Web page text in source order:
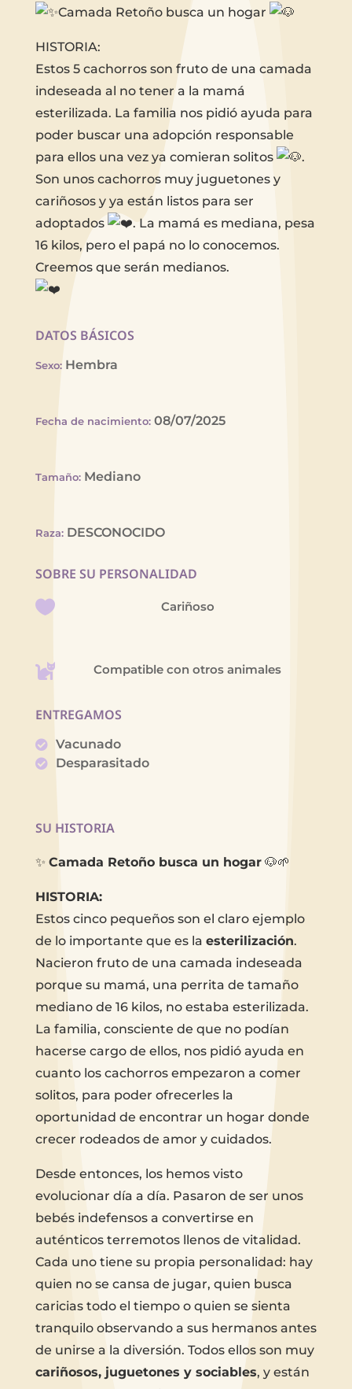
Camada Retoño busca un hogar
HISTORIA:
Estos 5 cachorros son fruto de una camada
indeseada al no tener a la mamá
esterilizada. La familia nos pidió ayuda para
poder buscar una adopción responsable
para ellos una vez ya comieran solitos
.
Son unos cachorros muy juguetones y
cariñosos y ya están listos para ser
adoptados
. La mamá es mediana, pesa
16 kilos, pero el papá no lo conocemos.
Creemos que serán medianos.
DATOS BÁSICOS
Sexo: Hembra
Fecha de nacimiento: 08/07/2025
Tamaño: Mediano
Raza: DESCONOCIDO
SOBRE SU PERSONALIDAD
Cariñoso
Compatible con otros animales
ENTREGAMOS
Vacunado
Desparasitado
SU HISTORIA
✨ Camada Retoño busca un hogar🐶🌱
HISTORIA:
Estos cinco pequeños son el claro ejemplo
de lo importante que es la esterilización.
Nacieron fruto de una camada indeseada
porque su mamá, una perrita de tamaño
mediano de 16 kilos, no estaba esterilizada.
La familia, consciente de que no podían
hacerse cargo de ellos, nos pidió ayuda en
cuanto los cachorros empezaron a comer
solitos, para poder ofrecerles la
oportunidad de encontrar un hogar donde
crecer rodeados de amor y cuidados.
Desde entonces, los hemos visto
evolucionar día a día. Pasaron de ser unos
bebés indefensos a convertirse en
auténticos terremotos llenos de vitalidad.
Cada uno tiene su propia personalidad: hay
quien no se cansa de jugar, quien busca
caricias todo el tiempo o quien se sienta
tranquilo observando a sus hermanos antes
de unirse a la diversión. Todos ellos son muy
cariñosos, juguetones y sociables, y están